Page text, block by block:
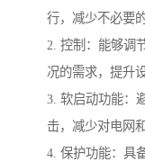
行，减少不必要
2. 控制：能够调
况的需求，提升
3. 软启动功能：
击，减少对电网
4. 保护功能：具